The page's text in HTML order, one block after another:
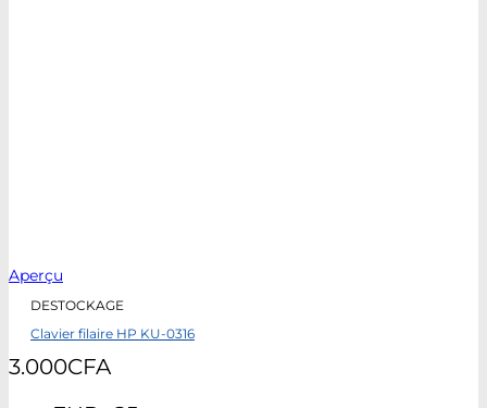
Aperçu
DESTOCKAGE
Clavier filaire HP KU-0316
3.000CFA